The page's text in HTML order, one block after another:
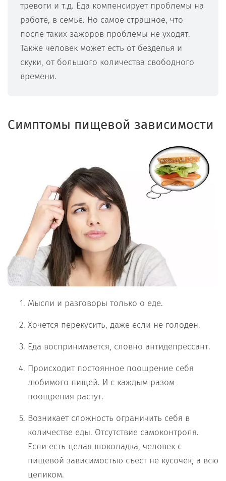
тревоги и т.д. Еда компенсирует проблемы на
работе, в семье. Но самое страшное, что
после таких зажоров проблемы не уходят.
Также человек может есть от безделья и
скуки, от большого количества свободного
времени.
Симптомы пищевой зависимости
Мысли и разговоры только о еде.
Хочется перекусить, даже если не голоден.
Еда воспринимается, словно антидепрессант.
Происходит постоянное поощрение себя
любимого пищей. И с каждым разом
поощрения растут.
Возникает сложность ограничить себя в
количестве еды. Отсутствие самоконтроля.
Если есть целая шоколадка, человек с
пищевой зависимостью съест не кусочек, а всю
целиком.